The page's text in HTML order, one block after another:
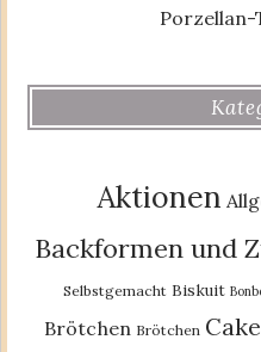
Aktionen
Backformen und
Selbstgemacht Biskuit
Brötchen Brötchen